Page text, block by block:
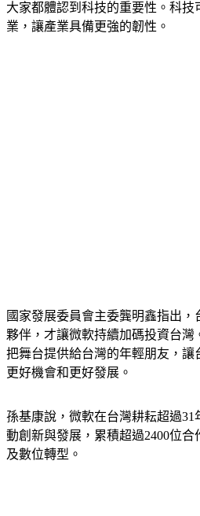
大家都體認到科技的重要性。科
業，讓產業具備更強的韌性。
國家發展委員會主委龔明鑫指出
夥伴，才讓微軟持續加碼投資台灣
把舞台提供給台灣的年輕朋友，讓
更好機會和更好發展。
孫基康說，微軟在台灣耕耘超過
動創新與發展，累積超過2400位
及數位轉型。